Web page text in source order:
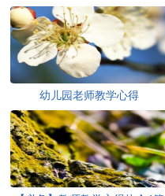
幼儿园老师教学心得